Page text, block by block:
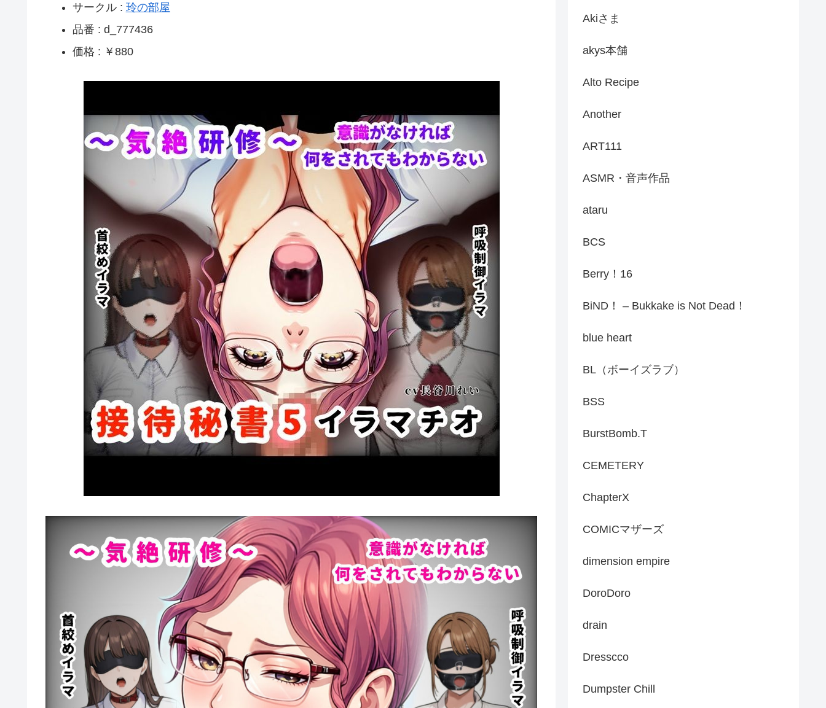
サークル : 玲の部屋
品番 : d_777436
価格 : ￥880
Akiさま
akys本舗
Alto Recipe
Another
ART111
ASMR・音声作品
ataru
BCS
Berry！16
BiND！ – Bukkake is Not Dead！
blue heart
BL（ボーイズラブ）
BSS
BurstBomb.T
CEMETERY
ChapterX
COMICマザーズ
dimension empire
DoroDoro
drain
Dresscco
Dumpster Chill